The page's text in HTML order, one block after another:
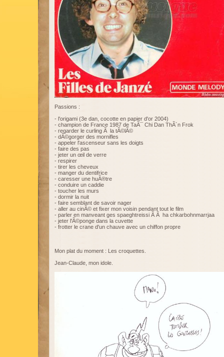
Passions :
- l'origami (3e dan, cocotte en papier d'or 2004)
- champion de France 1987 de TaÃ¯ Chi Dan ThÃ´n Frok
- regarder le curling Ã la tÃ©lÃ©
- dÃ©gorger des mornifles
- appeler l'ascenseur sans les doigts
- faire des pas
- jeter un œil de verre
- respirer
- tirer les cheveux
- manger du dentifrice
- caresser une huÃ®tre
- conduire un caddie
- toucher les murs
- dormir la nuit
- faire semblant de savoir nager
- aller au cinÃ© et fixer mon voisin pendant tout le film
- parler en manveant ges spaeghtreissi Ã Ã ha chkarbohnmarrjaa
- jeter l'Ã©ponge dans la cuvette
- frotter le crane d'un chauve avec un chiffon propre
Mon plat du moment : Les croquettes.
Jean-Claude, mon idole.